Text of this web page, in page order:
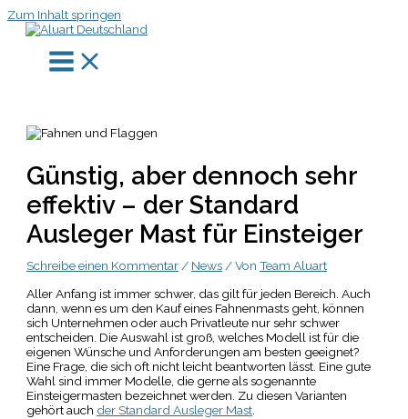
Zum Inhalt springen
Günstig, aber dennoch sehr
effektiv – der Standard
Ausleger Mast für Einsteiger
Schreibe einen Kommentar / News / VonTeam Aluart
Aller Anfang ist immer schwer, das gilt für jeden Bereich. Auch
dann, wenn es um den Kauf eines Fahnenmasts geht, können
sich Unternehmen oder auch Privatleute nur sehr schwer
entscheiden. Die Auswahl ist groß, welches Modell ist für die
eigenen Wünsche und Anforderungen am besten geeignet?
Eine Frage, die sich oft nicht leicht beantworten lässt. Eine gute
Wahl sind immer Modelle, die gerne als sogenannte
Einsteigermasten bezeichnet werden. Zu diesen Varianten
gehört auch der Standard Ausleger Mast.